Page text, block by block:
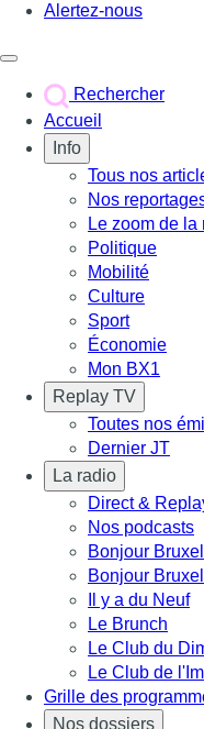
Alertez-nous
Rechercher
Accueil
Info
Tous nos
Nos
Le zoom de la
Politique
Mobilité
Culture
Sport
Économie
Mon BX1
Replay TV
Toutes nos
Dernier JT
La radio
Direct &
Nos podcasts
Bonjour
Bonjour
Il y a du Neuf
Le Brunch
Le Club du
Le Club de
Grille des
Nos dossiers